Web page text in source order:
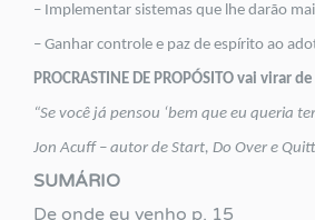
– Implementar sistemas que lhe darão
– Ganhar controle e paz de espírito ao
PROCRASTINE DE PROPÓSITO vai virar
“Se você já pensou ‘bem que eu queria
Jon Acuff – autor de Start, Do Over e
SUMÁRIO
De onde eu venho p. 15